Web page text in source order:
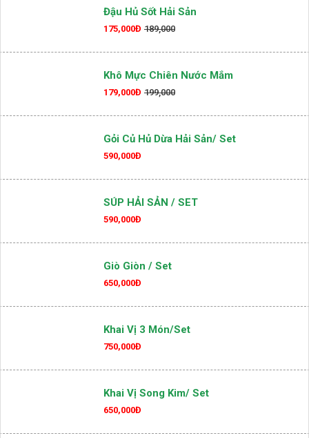
Đậu Hủ Sốt Hải Sản
175,000Đ 189,000
Khô Mực Chiên Nước Mắm
179,000Đ 199,000
Gỏi Củ Hủ Dừa Hải Sản/ Set
590,000Đ
SÚP HẢI SẢN / SET
590,000Đ
Giò Giòn / Set
650,000Đ
Khai Vị 3 Món/set
750,000Đ
Khai Vị Song Kim/ Set
650,000Đ